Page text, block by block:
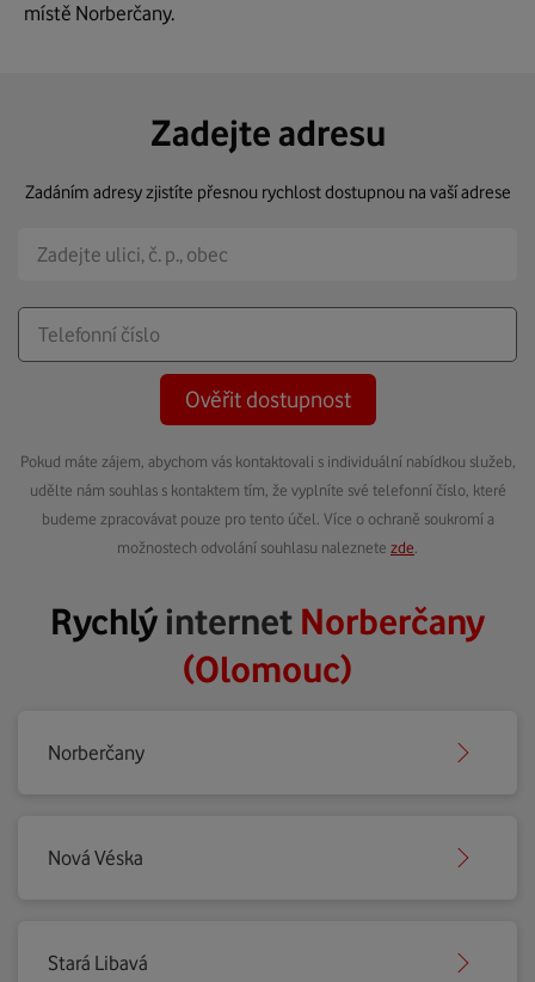
místě Norberčany.
Zadejte adresu
Zadáním adresy zjistíte přesnou rychlost dostupnou na vaší adrese
Ověřit dostupnost
Pokud máte zájem, abychom vás kontaktovali s individuální nabídkou služeb,
udělte nám souhlas s kontaktem tím, že vyplníte své telefonní číslo, které
budeme zpracovávat pouze pro tento účel. Více o ochraně soukromí a
možnostech odvolání souhlasu naleznete zde
Rychlýinternet Norberčany
(Olomouc)
Norberčany
Nová Véska
Stará Libavá